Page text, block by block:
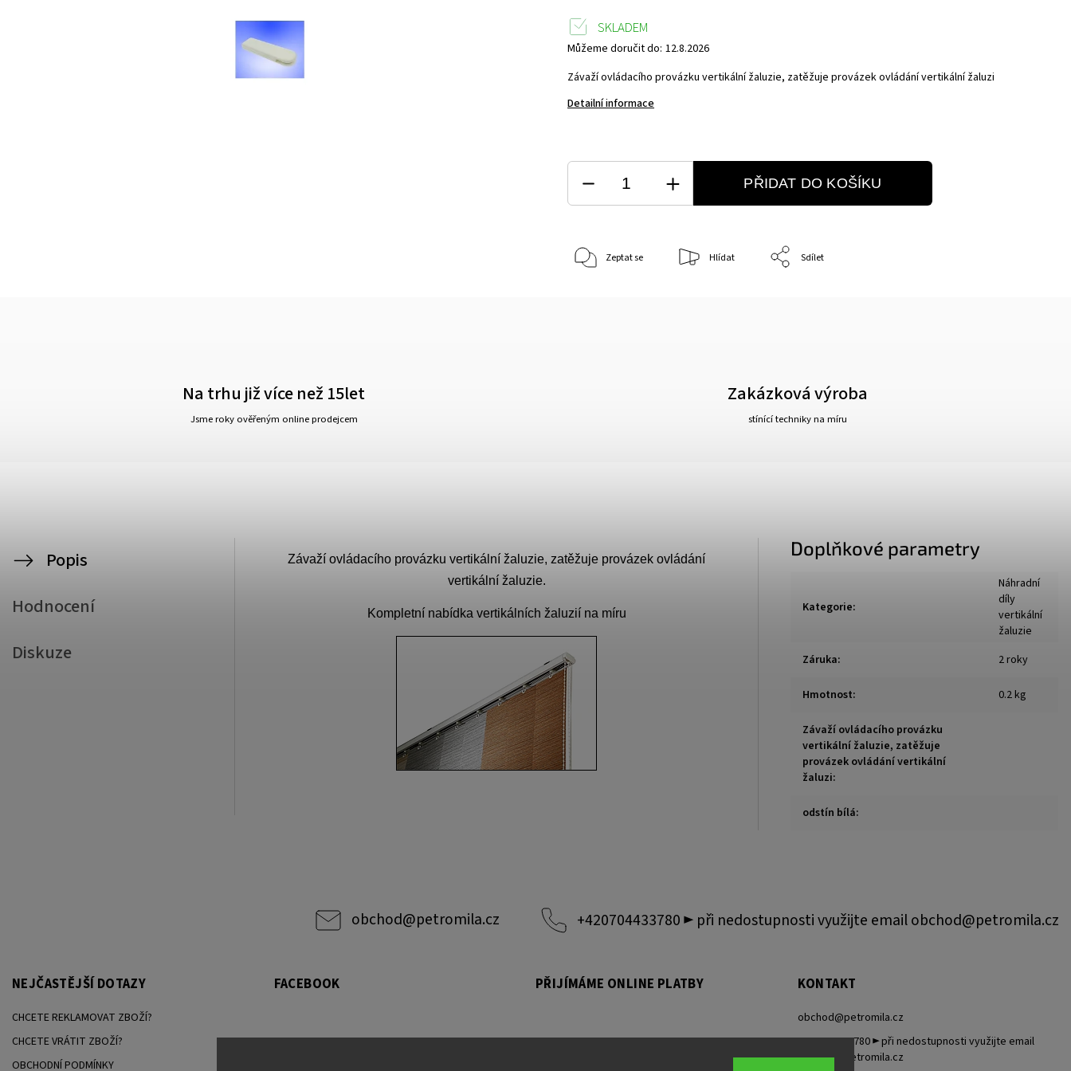
Závaží ovládacího provázku vertikální žaluzie, zatěžuje provázek ovládání vertikální žaluzi
Detailní informace
SKLADEM
Můžeme doručit do: 12.8.2026
PŘIDAT DO KOŠÍKU
Zeptat se Hlídat Sdílet
Na trhu již více než 15let
Jsme roky ověřeným online prodejcem
Zakázková výroba
stínící techniky na míru
Popis
Hodnocení
Diskuze
Závaží ovládacího provázku vertikální žaluzie, zatěžuje provázek ovládání
vertikální žaluzie.
Kompletní nabídka vertikálních žaluzií na míru
Doplňkové parametry
Kategorie:
Náhradní
díly
vertikální
žaluzie
Záruka: 2 roky
Hmotnost: 0.2 kg
Závaží ovládacího provázku
vertikální žaluzie, zatěžuje
provázek ovládání vertikální
žaluzi:
odstín bílá:
obchod@petromila.cz +420704433780 ► při nedostupnosti využijte email obchod@petromila.cz
NEJČASTĚJŠÍ DOTAZY
CHCETE REKLAMOVAT ZBOŽÍ?
CHCETE VRÁTIT ZBOŽÍ?
OBCHODNÍ PODMÍNKY
FACEBOOK PŘIJÍMÁME ONLINE PLATBY KONTAKT
obchod@petromila.cz
+420704433780 ► při nedostupnosti využijte email
obchod@petromila.cz